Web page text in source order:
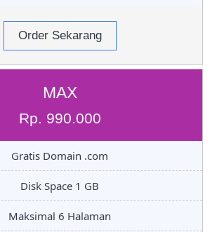
Order Sekarang
MAX
Rp. 990.000
Gratis Domain .com
Disk Space 1 GB
Maksimal 6 Halaman